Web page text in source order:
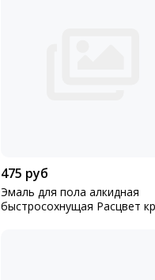
475 руб
Эмаль для пола алкидная
быстросохнущая Расцвет